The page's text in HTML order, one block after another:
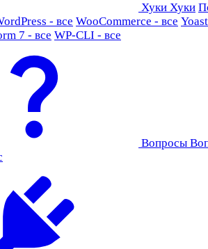
Хуки Хуки
- все WooCommerce - все
7 - все WP-CLI - все
Вопросы